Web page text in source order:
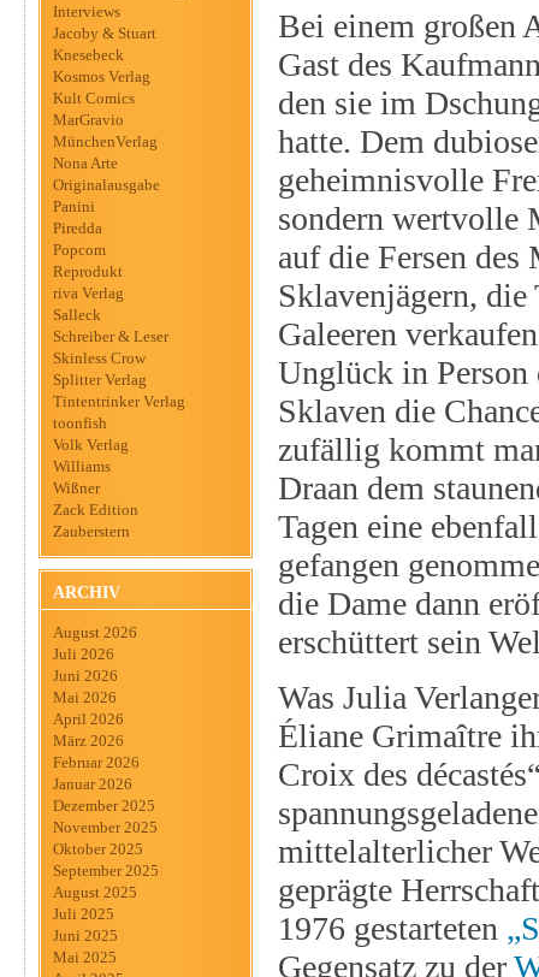
Interviews
Jacoby & Stuart
Knesebeck
Kosmos Verlag
Kult Comics
MarGravio
MünchenVerlag
Nona Arte
Originalausgabe
Panini
Piredda
Popcom
Reprodukt
riva Verlag
Salleck
Schreiber & Leser
Skinless Crow
Splitter Verlag
Tintentrinker Verlag
toonfish
Volk Verlag
Williams
Wißner
Zack Edition
Zauberstern
ARCHIV
August 2026
Juli 2026
Juni 2026
Mai 2026
April 2026
März 2026
Februar 2026
Januar 2026
Dezember 2025
November 2025
Oktober 2025
September 2025
August 2025
Juli 2025
Juni 2025
Mai 2025
Bei einem großen
Gast des
den sie im
hatte. Dem
geheimnisvolle
sondern wertvolle
auf die Fersen
Sklavenjägern,
Galeeren
Unglück in Person
Sklaven die
zufällig kommt
Draan dem
Tagen eine
gefangen
die Dame dann
erschüttert sein
Was Julia
Éliane Grimaître
Croix des
mittelalterlicher
geprägte
1976 gestarteten
Gegensatz zu der